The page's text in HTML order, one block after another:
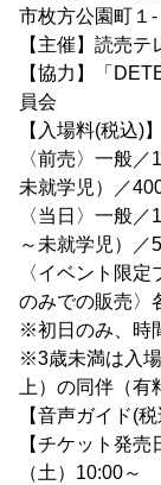
市枚方公園町１-
【主催】読売
【協力】「
員会
【入場料(税込)】
〈前売〉一般
未就学児）／
〈当日〉一般
～未就学児）／
〈イベント限
のみでの販売〉
※初日のみ、時
※3歳未満は入
上）の同伴（有
【音声ガイド(
【チケット発
（土）10:00～